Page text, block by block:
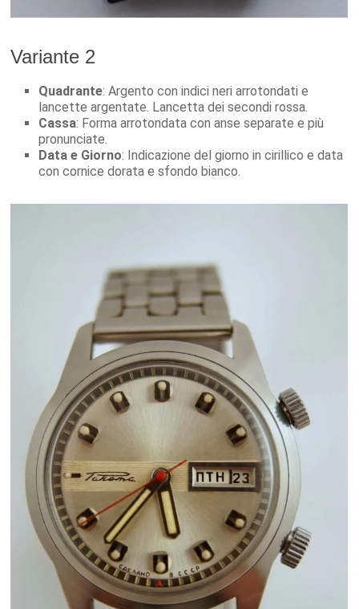
Variante 2
Quadrante: Argento con indici neri arrotondati e
lancette argentate. Lancetta dei secondi rossa.
Cassa: Forma arrotondata con anse separate e più
pronunciate.
Data e Giorno: Indicazione del giorno in cirillico e data
con cornice dorata e sfondo bianco.